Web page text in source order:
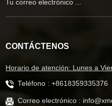
CONTÁCTENOS
Horario de atención: Lunes a
Teléfono : +8618359335376
Correo electrónico :